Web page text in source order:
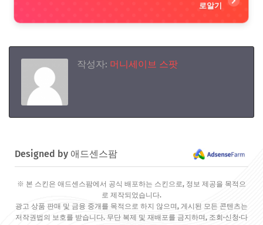
로알기
작성자: 머니세이브 스팟
Designed by 애드센스팜
※ 본 스킨은 애드센스팜에서 공식 배포하는 스킨으로, 정보 제공을 목적으
로 제작되었습니다.
광고 상품 판매 및 금융 중개를 목적으로 하지 않으며, 게시된 모든 콘텐츠는
저작권법의 보호를 받습니다. 무단 복제 및 재배포를 금지하며, 조회·신청·다